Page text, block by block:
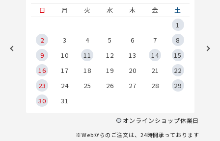
日
月 火 水 木 金
土
1
2
3 4 5 6 7
8
9
10 11 12 13 14
15
16
17 18 19 20 21
22
23
24 25 26 27 28
29
30
31
オンラインショップ休業日
※Webからのご注文は、24時間承っております